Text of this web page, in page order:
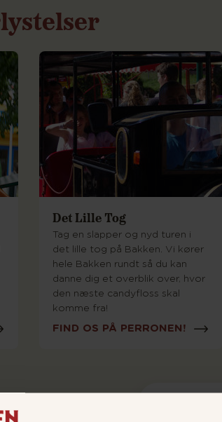
Det Lille Tog
Tag en slapper og nyd turen i
det lille tog på Bakken. Vi kører
hele Bakken rundt så du kan
danne dig et overblik over, hvor
den næste candyfloss skal
komme fra!
FIND OS PÅ PERRONEN!